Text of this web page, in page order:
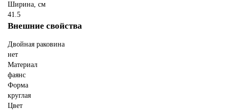
Ширина, см
41.5
Внешние свойства
Двойная раковина
нет
Материал
фаянс
Форма
круглая
Цвет